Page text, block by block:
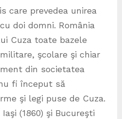
care prevedea unirea
doi domni. România
Cuza toate bazele
şcolare şi chiar
din societatea
fi început să
şi legi puse de Cuza.
(1860) şi Bucureşti